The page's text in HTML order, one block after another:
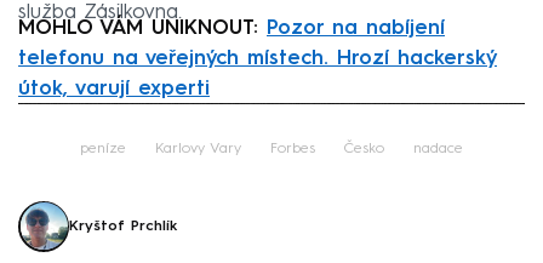
služba Zásilkovna.
MOHLO VÁM UNIKNOUT:
Pozor na nabíjení
telefonu na veřejných místech. Hrozí hackerský
útok, varují experti
peníze Karlovy Vary Forbes Česko nadace
Kryštof Prchlík